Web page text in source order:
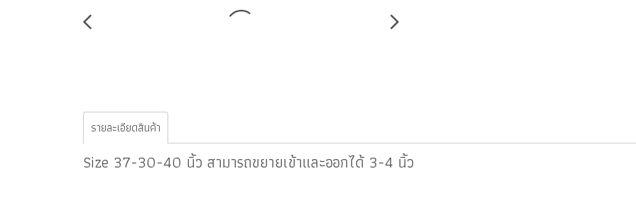
รายละเอียดสินค้า
Size 37-30-40 นิ้ว สามารถขยายเข้าและออกได้ 3-4 นิ้ว